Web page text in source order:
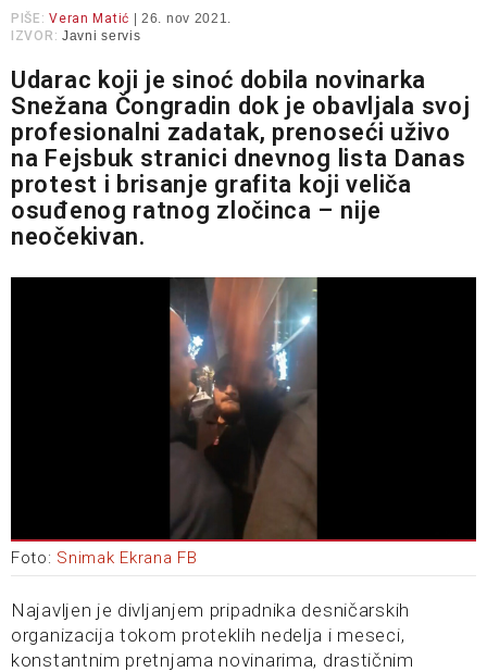
PIŠE: Veran Matić | 26. nov 2021.
IZVOR: Javni servis
Udarac koji je sinoć dobila novinarka
Snežana Čongradin dok je obavljala svoj
profesionalni zadatak, prenoseći uživo
na Fejsbuk stranici dnevnog lista Danas
protest i brisanje grafita koji veliča
osuđenog ratnog zločinca – nije
neočekivan.
Foto: Snimak Ekrana FB
Najavljen je divljanjem pripadnika desničarskih
organizacija tokom proteklih nedelja i meseci,
konstantnim pretnjama novinarima, drastičnim